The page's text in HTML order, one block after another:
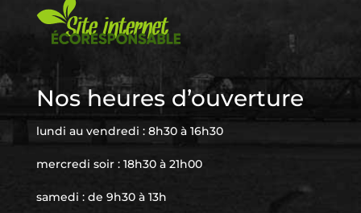
Nos heures d’ouverture
lundi au vendredi : 8h30 à 16h30
mercredi soir : 18h30 à 21h00
samedi : de 9h30 à 13h